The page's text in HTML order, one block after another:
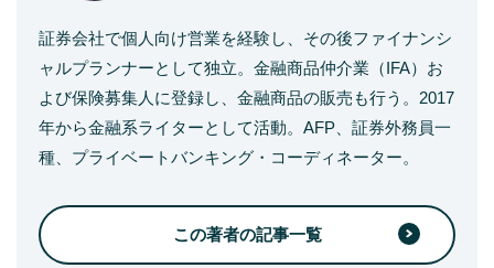
証券会社で個人向け営業を経験し、その後ファイナンシ
ャルプランナーとして独立。金融商品仲介業（IFA）お
よび保険募集人に登録し、金融商品の販売も行う。2017
年から金融系ライターとして活動。AFP、証券外務員一
種、プライベートバンキング・コーディネーター。
この著者の記事一覧